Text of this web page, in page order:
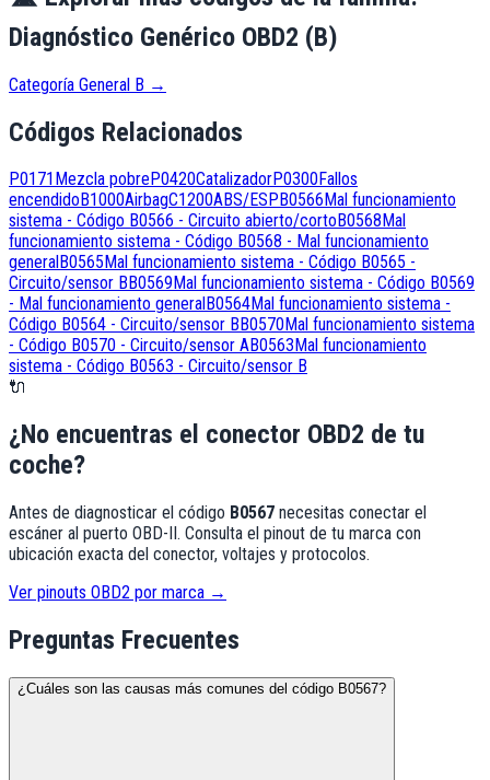
Diagnóstico Genérico OBD2 (B)
Categoría General B →
Códigos Relacionados
P0171 Mezcla pobre P0420CatalizadorP0300 Fallos
encendido B1000AirbagC1200ABS/ESP B0566 Mal funcionamiento
sistema - Código B0566 - Circuito abierto/corto B0568 Mal
funcionamiento sistema - Código B0568 - Mal funcionamiento
general B0565 Mal funcionamiento sistema - Código B0565 -
Circuito/sensor B B0569 Mal funcionamiento sistema - Código B0569
- Mal funcionamiento general B0564Mal funcionamiento sistema -
Código B0564 - Circuito/sensor B B0570 Mal funcionamiento sistema
- Código B0570 - Circuito/sensor AB0563 Mal funcionamiento
sistema - Código B0563 - Circuito/sensor B
🔌
¿No encuentras el conector OBD2 de tu
coche?
Antes de diagnosticar el código B0567 necesitas conectar el
escáner al puerto OBD-II. Consulta el pinout de tu marca con
ubicación exacta del conector, voltajes y protocolos.
Ver pinouts OBD2 por marca →
Preguntas Frecuentes
¿Cuáles son las causas más comunes del código B0567?